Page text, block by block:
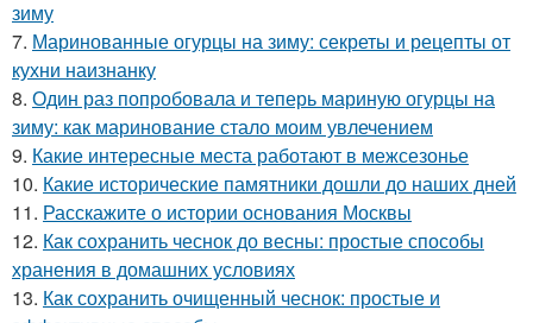
зиму
7. Маринованные огурцы на зиму: секреты и рецепты от
кухни наизнанку
8. Один раз попробовала и теперь мариную огурцы на
зиму: как маринование стало моим увлечением
9. Какие интересные места работают в межсезонье
10. Какие исторические памятники дошли до наших дней
11. Расскажите о истории основания Москвы
12. Как сохранить чеснок до весны: простые способы
хранения в домашних условиях
13. Как сохранить очищенный чеснок: простые и